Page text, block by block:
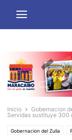
Inicio Gobernacion
Servidas sustituye 300
Gobernacion del Zulia